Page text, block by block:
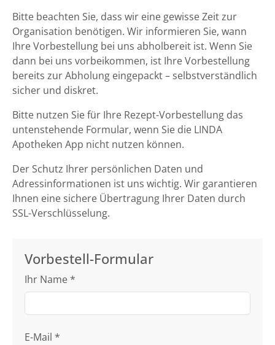
Bitte beachten Sie, dass wir eine gewisse Zeit zur
Organisation benötigen. Wir informieren Sie, wann
Ihre Vorbestellung bei uns abholbereit ist. Wenn Sie
dann bei uns vorbeikommen, ist Ihre Vorbestellung
bereits zur Abholung eingepackt – selbstverständlich
sicher und diskret.
Bitte nutzen Sie für Ihre Rezept-Vorbestellung das
untenstehende Formular, wenn Sie die LINDA
Apotheken App nicht nutzen können.
Der Schutz Ihrer persönlichen Daten und
Adressinformationen ist uns wichtig. Wir garantieren
Ihnen eine sichere Übertragung Ihrer Daten durch
SSL-Verschlüsselung.
Vorbestell-Formular
Ihr Name *
E-Mail *